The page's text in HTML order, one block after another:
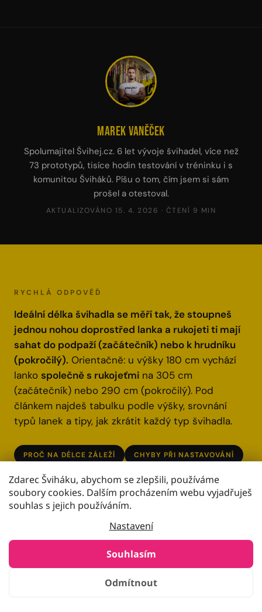
Zdarec Šviháku, abychom se zlepšili, používáme
soubory cookies. Dalším procházením webu vyjadřuješ
souhlas s jejich používáním.
Nastavení
Odmítnout
Souhlasím
Marek Vaněček
Spolumajitel Švihej.cz. 6 let vývoje švihadel, více než
73 prototypů, tisíce hodin testování v tréninku i s
komunitou Šviháků. Píšu o tom, čím jsem si sám
prošel a otestoval.
AKTUALIZOVÁNO 15. 4. 2026 · ČTENÍ 9 MIN
RYCHLÁ ODPOVĚĎ
Ideální délka švihadla se měří tak, že stoupneš
jednou nohou doprostřed lanka a rukojeti ti mají
sahat do podpaží (začátečník) nebo k hrudníku
(pokročilý). Orientačně: u výšky 180 cm vychází
lanko společně s rukojeťmi na 305 cm
(začátečník) nebo 290 cm (pokročilý). Pod
článkem najdeš tabulku podle výšky, srovnání
typů lanek a tipy, jak zkrátit každý typ švihadla.
PROČ NA DÉLCE ZÁLEŽÍ CHYBY PŘI NASTAVOVÁNÍ
JAK ZMĚŘIT KROK ZA KROKEM
TABULKA PODLE VÝŠKY TYPY LANEK